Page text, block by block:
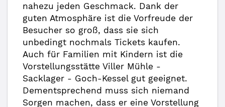
nahezu jeden Geschmack. Dank der
guten Atmosphäre ist die Vorfreude der
Besucher so groß, dass sie sich
unbedingt nochmals Tickets kaufen.
Auch für Familien mit Kindern ist die
Vorstellungsstätte Viller Mühle -
Sacklager - Goch-Kessel gut geeignet.
Dementsprechend muss sich niemand
Sorgen machen, dass er eine Vorstellung